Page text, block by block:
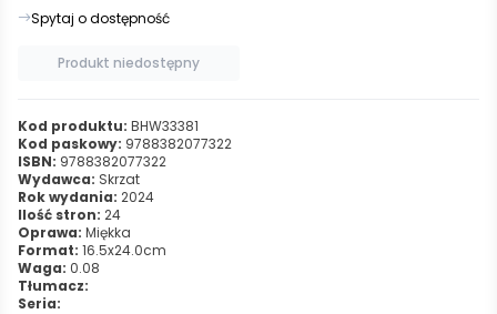
Spytaj o dostępność
Produkt niedostępny
Kod produktu: BHW33381
Kod paskowy: 9788382077322
ISBN: 9788382077322
Wydawca: Skrzat
Rok wydania: 2024
Ilość stron: 24
Oprawa: Miękka
Format: 16.5x24.0cm
Waga: 0.08
Tłumacz:
Seria: